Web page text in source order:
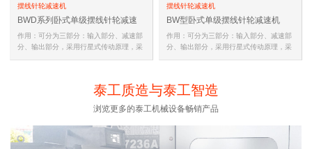
摆线针轮减速机
BWD系列卧式单级摆线针轮减速
机
作用：可分为三部分：输入部分、减速部
分、输出部分，采用行星式传动原理，采
摆线针轮减速机
BW型卧式单级摆线针轮减速机
作用：可分为三部分：输入部分、减速部
分、输出部分，采用行星式传动原理，采
泰工质造与泰工智造
浏览更多的泰工机械设备畅销产品